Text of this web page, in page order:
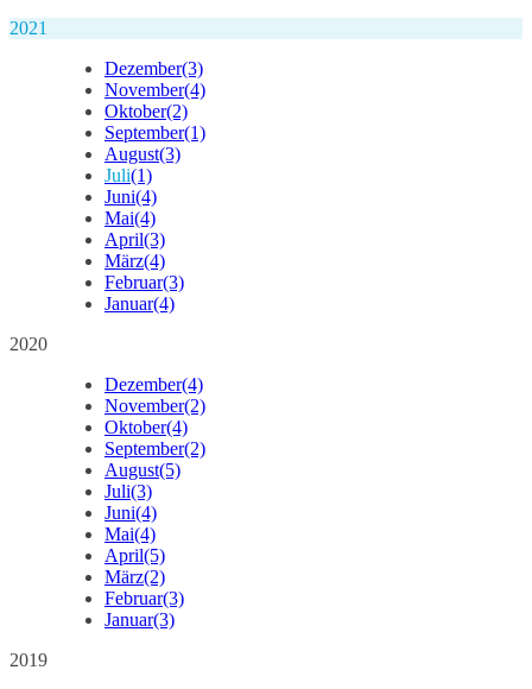
2021
Dezember(3)
November(4)
Oktober(2)
September(1)
August(3)
Juli(1)
Juni(4)
Mai(4)
April(3)
März(4)
Februar(3)
Januar(4)
2020
Dezember(4)
November(2)
Oktober(4)
September(2)
August(5)
Juli(3)
Juni(4)
Mai(4)
April(5)
März(2)
Februar(3)
Januar(3)
2019